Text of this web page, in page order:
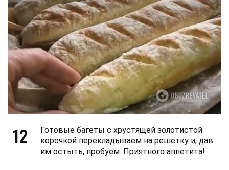
12
Готовые багеты с хрустящей золотистой
корочкой перекладываем на решетку и, дав
им остыть, пробуем. Приятного аппетита!